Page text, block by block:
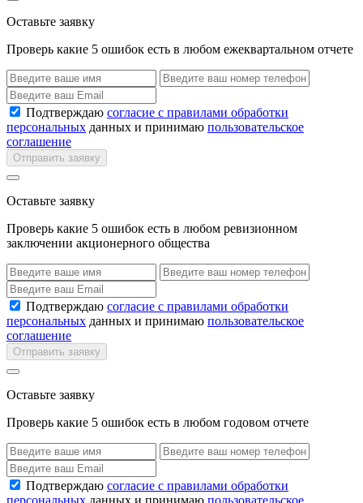
Оставьте заявку
Проверь какие 5 ошибок есть в любом ежеквартальном отчете
Подтверждаю согласие с правилами обработки
персональных данных и принимаю пользовательское
соглашение
Отправить заявку
Оставьте заявку
Проверь какие 5 ошибок есть в любом ревизионном
заключении акционерного общества
Подтверждаю согласие с правилами обработки
персональных данных и принимаю пользовательское
соглашение
Отправить заявку
Оставьте заявку
Проверь какие 5 ошибок есть в любом годовом отчете
Подтверждаю согласие с правилами обработки